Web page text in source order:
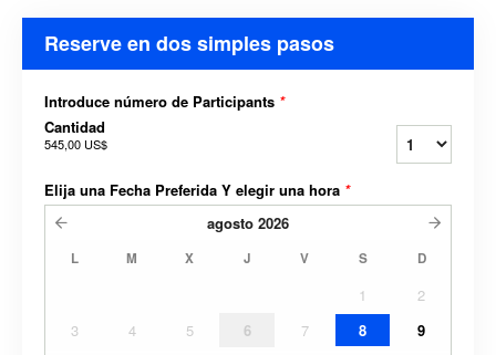
Reserve en dos simples pasos
Introduce número de Participants *
Cantidad
545,00 US$
Elija una Fecha Preferida Y elegir una hora *
agosto 2026
L M X J V S D
1
2
3
4 5 6 7 8
9